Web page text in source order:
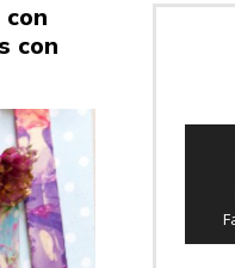
con
con